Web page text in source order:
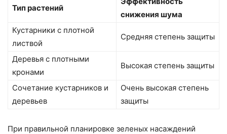
Тип растений
снижения шума
Кустарники с плотной
листвой
Средняя степень защиты
Деревья с плотными
кронами
Высокая степень защиты
Сочетание кустарников и
деревьев
Очень высокая степень
защиты
При правильной планировке зеленых насаждений